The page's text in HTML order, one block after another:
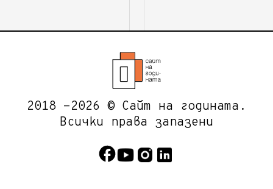
2018 -2026 © Сайт на годината.
Всички права запазени